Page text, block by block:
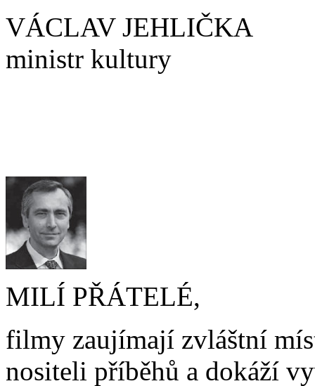
VÁCLAV JEHLIČKA
ministr kultury
MILÍ PŘÁTELÉ,
filmy zaujímají zvláštní
nositeli příběhů a dokáží